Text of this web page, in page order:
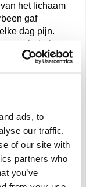
ads, to
our traffic.
of our site with
partners who
you’ve
het lichaam
gaf
dag pijn.
vermindering
) 6x
niet werkte
pijnen, aldus
middelen
klachten